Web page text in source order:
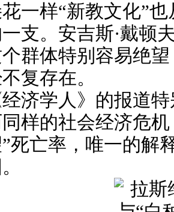
一样“新教文化”
支。安吉斯·戴顿
群体特别容易绝
复存在。
经济学人》的报道
样的社会经济危
死亡率，唯一的解